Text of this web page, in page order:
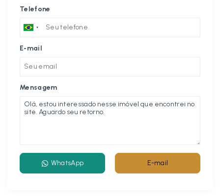
Telefone
E-mail
Mensagem
WhatsApp E-mail